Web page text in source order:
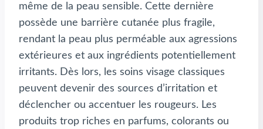
même de la peau sensible. Cette dernière
possède une barrière cutanée plus fragile,
rendant la peau plus perméable aux agressions
extérieures et aux ingrédients potentiellement
irritants. Dès lors, les soins visage classiques
peuvent devenir des sources d’irritation et
déclencher ou accentuer les rougeurs. Les
produits trop riches en parfums, colorants ou